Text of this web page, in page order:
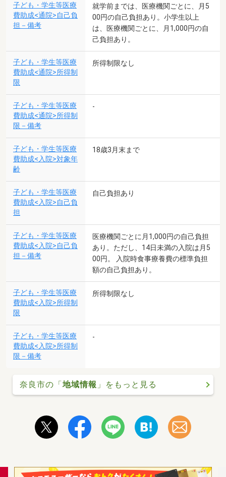
子ども・学生等医療
費助成<通院>自己負
担－備考
就学前までは、医療機関ごとに、月5
00円の自己負担あり。小学生以上
は、医療機関ごとに、月1,000円の自
己負担あり。
子ども・学生等医療
費助成<通院>所得制
限
所得制限なし
子ども・学生等医療
費助成<通院>所得制
限－備考
-
子ども・学生等医療
費助成<入院>対象年
齢
18歳3月末まで
子ども・学生等医療
費助成<入院>自己負
担
自己負担あり
子ども・学生等医療
費助成<入院>自己負
担－備考
医療機関ごとに月1,000円の自己負担
あり。ただし、14日未満の入院は月5
00円。 入院時食事療養費の標準負担
額の自己負担あり。
子ども・学生等医療
費助成<入院>所得制
限
所得制限なし
子ども・学生等医療
費助成<入院>所得制
限－備考
-
奈良市の「 地域情報 」をもっと見る